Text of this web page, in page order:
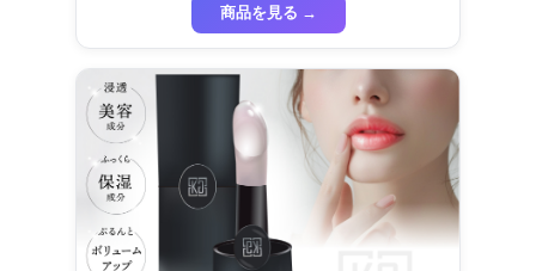
商品を見る →